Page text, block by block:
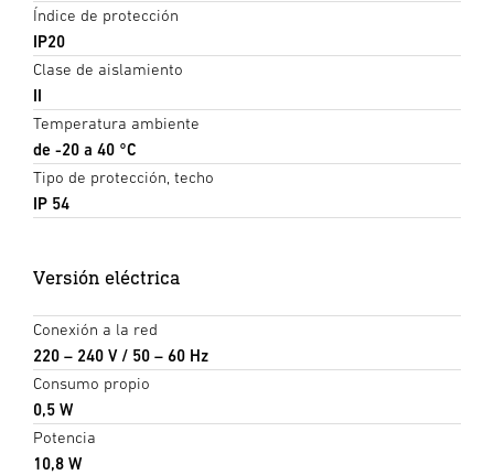
Índice de protección
IP20
Clase de aislamiento
II
Temperatura ambiente
de -20 a 40 °C
Tipo de protección, techo
IP 54
Versión eléctrica
Conexión a la red
220 – 240 V / 50 – 60 Hz
Consumo propio
0,5 W
Potencia
10,8 W